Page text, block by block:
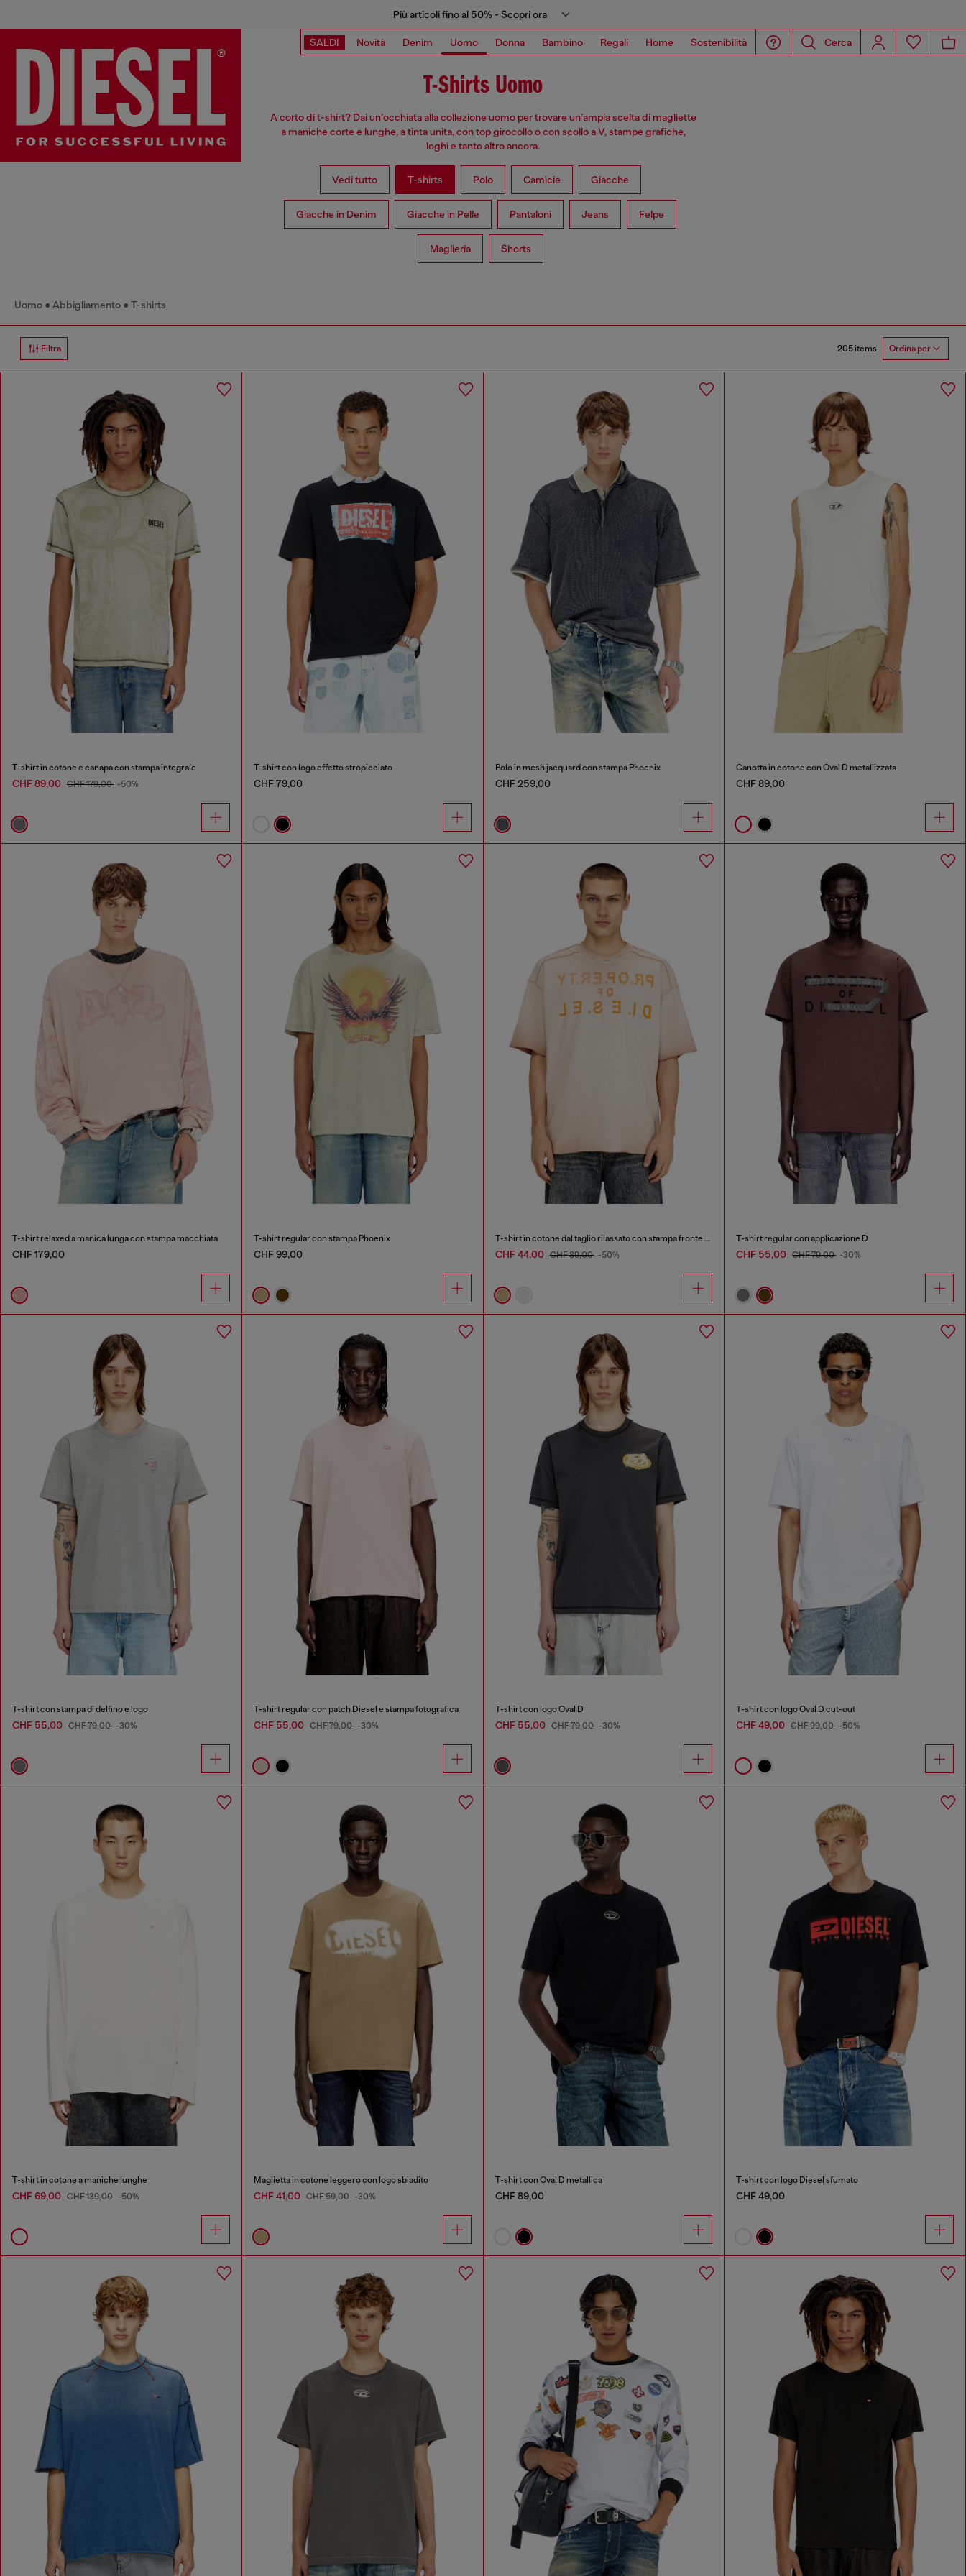
Più articoli fino al 50% - Scopri ora
SALDI Novità Denim Uomo Donna Bambino Regali Home Sostenibilità Cerca
T-Shirts Uomo
A corto di t-shirt? Dai un’occhiata alla collezione uomo per trovare un’ampia scelta di magliette
a maniche corte e lunghe, a tinta unita, con top girocollo o con scollo a V, stampe grafiche,
loghi e tanto altro ancora.
Vedi tutto T-shirts Polo Camicie Giacche
Giacche in Denim Giacche in Pelle Pantaloni Jeans Felpe
Maglieria Shorts
Uomo Abbigliamento T-shirts
Filtra 205 items Ordina per
T-shirt in cotone e canapa con stampa integrale
CHF 89,00 CHF 179,00 -50%
T-shirt con logo effetto stropicciato
CHF 79,00
Polo in mesh jacquard con stampa Phoenix
CHF 259,00
Canotta in cotone con Oval D metallizzata
CHF 89,00
T-shirt relaxed a manica lunga con stampa macchiata
CHF 179,00
T-shirt regular con stampa Phoenix
CHF 99,00
T-shirt in cotone dal taglio rilassato con stampa fronte e retro
CHF 44,00 CHF 89,00 -50%
T-shirt regular con applicazione D
CHF 55,00 CHF 79,00 -30%
T-shirt con stampa di delfino e logo
CHF 55,00 CHF 79,00 -30%
T-shirt regular con patch Diesel e stampa fotografica
CHF 55,00 CHF 79,00 -30%
T-shirt con logo Oval D
CHF 55,00 CHF 79,00 -30%
T-shirt con logo Oval D cut-out
CHF 49,00 CHF 99,00 -50%
T-shirt in cotone a maniche lunghe
CHF 69,00 CHF 139,00 -50%
Maglietta in cotone leggero con logo sbiadito
CHF 41,00 CHF 59,00 -30%
T-shirt con Oval D metallica
CHF 89,00
T-shirt con logo Diesel sfumato
CHF 49,00